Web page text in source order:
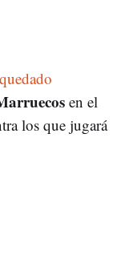
en el
los que jugará